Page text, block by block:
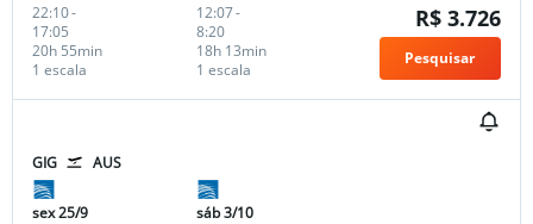
22:10-
17:05
1 escala
20h 55min
12:07-
8:20
1 escala
18h 13min
R$ 3.726
Pesquisar
GIG AUS
sex 25/9
sáb 3/10